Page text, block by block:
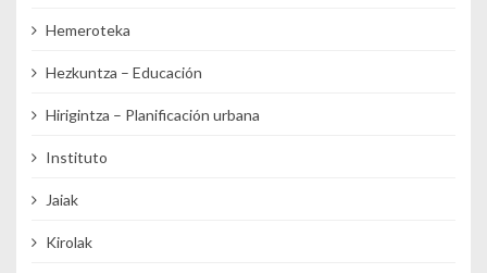
Hemeroteka
Hezkuntza – Educación
Hirigintza – Planificación urbana
Instituto
Jaiak
Kirolak